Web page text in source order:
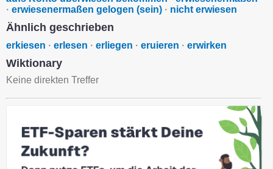
· erwiesenermaßen gelogen (sein) · nicht erwiesen
Ähnlich geschrieben
erkiesen · erlesen · erliegen · eruieren · erwirken
Wiktionary
Keine direkten Treffer